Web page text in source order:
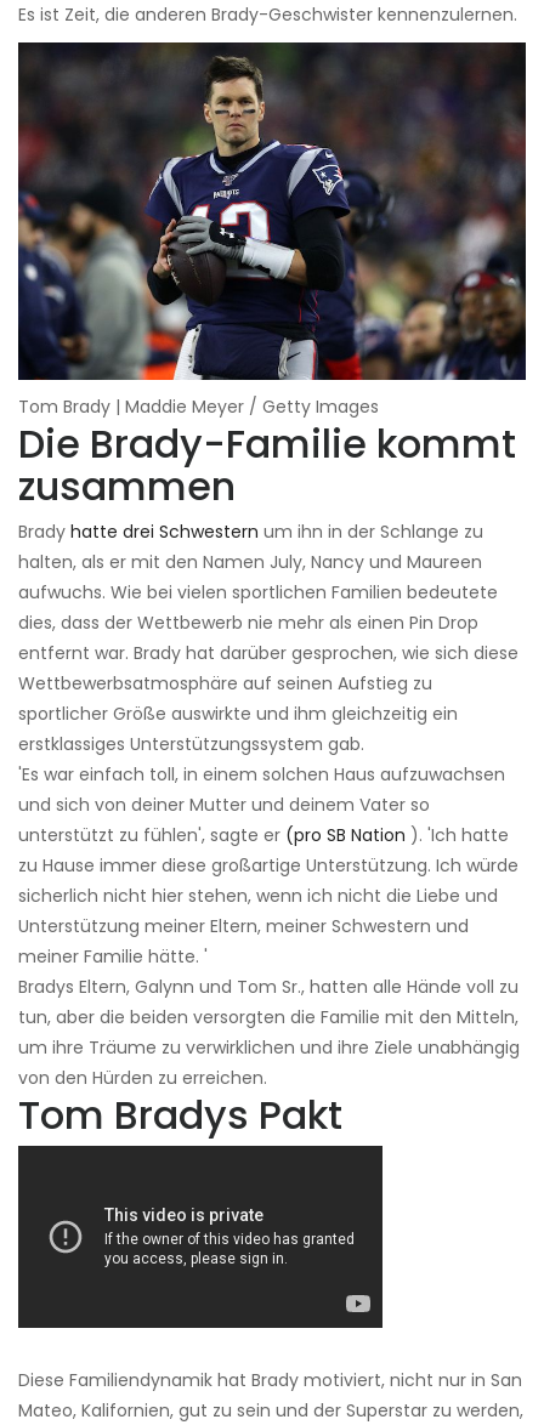
Es ist Zeit, die anderen Brady-Geschwister kennenzulernen.
Tom Brady | Maddie Meyer / Getty Images
Die Brady-Familie kommt
zusammen
Brady hatte drei Schwestern um ihn in der Schlange zu
halten, als er mit den Namen July, Nancy und Maureen
aufwuchs. Wie bei vielen sportlichen Familien bedeutete
dies, dass der Wettbewerb nie mehr als einen Pin Drop
entfernt war. Brady hat darüber gesprochen, wie sich diese
Wettbewerbsatmosphäre auf seinen Aufstieg zu
sportlicher Größe auswirkte und ihm gleichzeitig ein
erstklassiges Unterstützungssystem gab.
'Es war einfach toll, in einem solchen Haus aufzuwachsen
und sich von deiner Mutter und deinem Vater so
unterstützt zu fühlen', sagte er (pro SB Nation ). 'Ich hatte
zu Hause immer diese großartige Unterstützung. Ich würde
sicherlich nicht hier stehen, wenn ich nicht die Liebe und
Unterstützung meiner Eltern, meiner Schwestern und
meiner Familie hätte. '
Bradys Eltern, Galynn und Tom Sr., hatten alle Hände voll zu
tun, aber die beiden versorgten die Familie mit den Mitteln,
um ihre Träume zu verwirklichen und ihre Ziele unabhängig
von den Hürden zu erreichen.
Tom Bradys Pakt
Diese Familiendynamik hat Brady motiviert, nicht nur in San
Mateo, Kalifornien, gut zu sein und der Superstar zu werden,